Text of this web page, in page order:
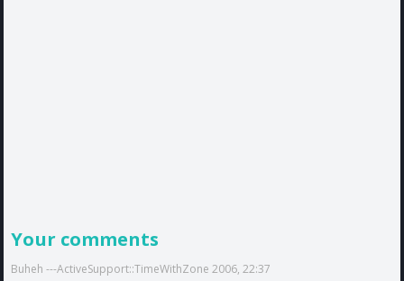
Your comments
Buheh ---ActiveSupport::TimeWithZone 2006, 22:37